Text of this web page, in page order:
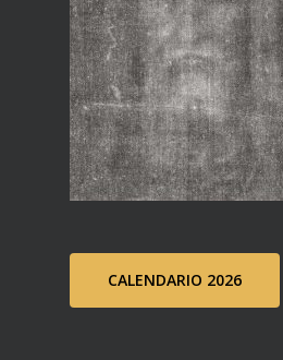
CALENDARIO 2026